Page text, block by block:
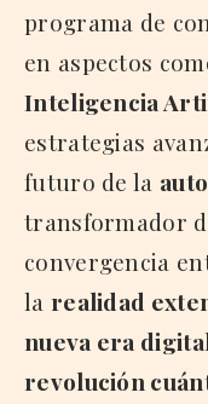
programa de
en aspectos
Inteligencia
estrategias
futuro de la
transformador
convergencia
la realidad
nueva era
revolución